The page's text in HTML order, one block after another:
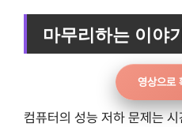
마무리하는 이야
영상으로
컴퓨터의 성능 저하 문제는